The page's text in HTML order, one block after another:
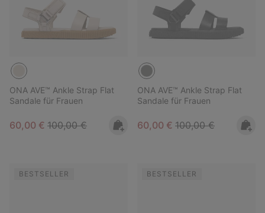
ONA AVE™ Ankle Strap Flat
Sandale für Frauen
Sale price:
60,00 € Regular price:
100,00 €
ONA AVE™ Ankle Strap Flat
Sandale für Frauen
Sale price:
60,00 € Regular price:
100,00 €
BESTSELLER BESTSELLER